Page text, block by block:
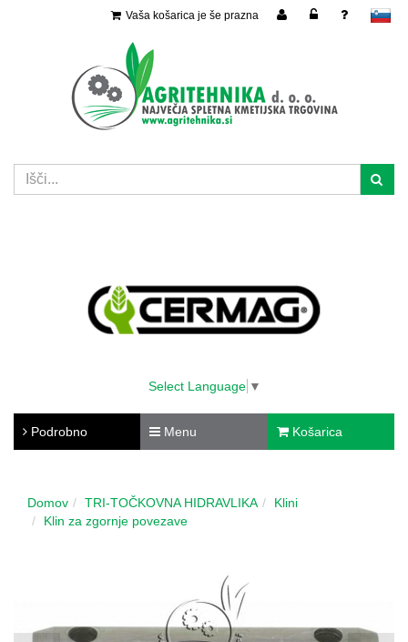
slovensko
Vaša košarica je še prazna
Select Language ▼
Podrobno Menu Košarica
Domov TRI-TOČKOVNA HIDRAVLIKA
Klini
Klin za zgornje povezave